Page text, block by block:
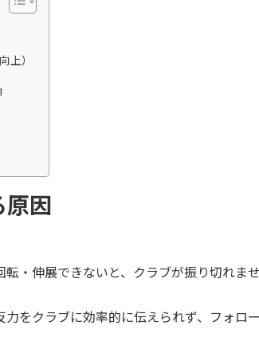
上）
原因
・伸展できないと、クラブが振り切れませ
をクラブに効率的に伝えられず、フォロ